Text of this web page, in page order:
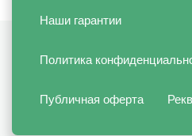
Наши гарантии
Политика
Публичная оферта